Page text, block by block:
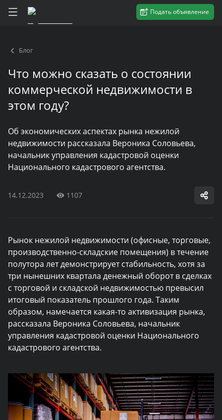
Подать объявление
Блог
Что можно сказать о состоянии
коммерческой недвижимости в
этом году?
Об экономических аспектах рынка нежилой
недвижимости рассказала Вероника Соловьева,
начальник управления кадастровой оценки
Национального кадастрового агентства.
14.12.2023 1107
Рынок нежилой недвижимости (офисные, торговые,
производственно-складские помещения) в течение
полутора лет демонстрирует стабильность, хотя за
три нынешних квартала денежный оборот в сделках
с торговой и складской недвижимостью превысил
итоговый показатель прошлого года. Таким
образом, намечается какая-то активизация рынка,
рассказала Вероника Соловьева, начальник
управления кадастровой оценки Национального
кадастрового агентства.